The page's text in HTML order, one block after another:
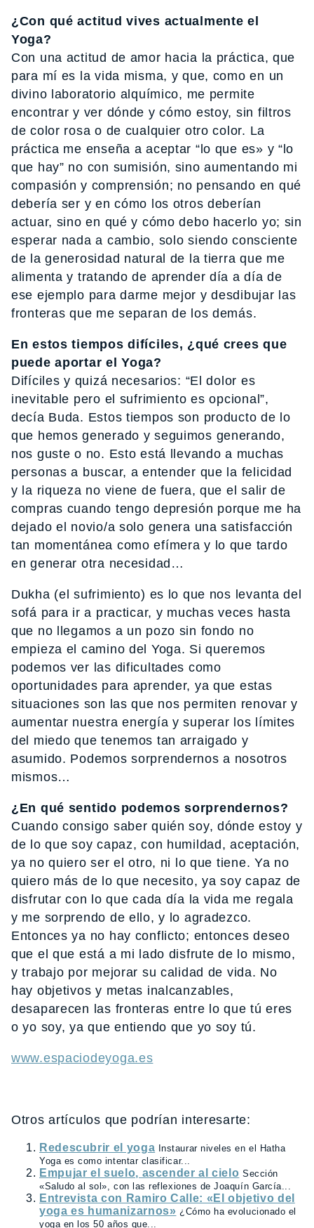
¿Con qué actitud vives actualmente el
Yoga?
Con una actitud de amor hacia la práctica, que
para mí es la vida misma, y que, como en un
divino laboratorio alquímico, me permite
encontrar y ver dónde y cómo estoy, sin filtros
de color rosa o de cualquier otro color. La
práctica me enseña a aceptar “lo que es» y “lo
que hay” no con sumisión, sino aumentando mi
compasión y comprensión; no pensando en qué
debería ser y en cómo los otros deberían
actuar, sino en qué y cómo debo hacerlo yo; sin
esperar nada a cambio, solo siendo consciente
de la generosidad natural de la tierra que me
alimenta y tratando de aprender día a día de
ese ejemplo para darme mejor y desdibujar las
fronteras que me separan de los demás.
En estos tiempos difíciles, ¿qué crees que
puede aportar el Yoga?
Difíciles y quizá necesarios: “El dolor es
inevitable pero el sufrimiento es opcional”,
decía Buda. Estos tiempos son producto de lo
que hemos generado y seguimos generando,
nos guste o no. Esto está llevando a muchas
personas a buscar, a entender que la felicidad
y la riqueza no viene de fuera, que el salir de
compras cuando tengo depresión porque me ha
dejado el novio/a solo genera una satisfacción
tan momentánea como efímera y lo que tardo
en generar otra necesidad…
Dukha (el sufrimiento) es lo que nos levanta del
sofá para ir a practicar, y muchas veces hasta
que no llegamos a un pozo sin fondo no
empieza el camino del Yoga. Si queremos
podemos ver las dificultades como
oportunidades para aprender, ya que estas
situaciones son las que nos permiten renovar y
aumentar nuestra energía y superar los límites
del miedo que tenemos tan arraigado y
asumido. Podemos sorprendernos a nosotros
mismos…
¿En qué sentido podemos sorprendernos?
Cuando consigo saber quién soy, dónde estoy y
de lo que soy capaz, con humildad, aceptación,
ya no quiero ser el otro, ni lo que tiene. Ya no
quiero más de lo que necesito, ya soy capaz de
disfrutar con lo que cada día la vida me regala
y me sorprendo de ello, y lo agradezco.
Entonces ya no hay conflicto; entonces deseo
que el que está a mi lado disfrute de lo mismo,
y trabajo por mejorar su calidad de vida. No
hay objetivos y metas inalcanzables,
desaparecen las fronteras entre lo que tú eres
o yo soy, ya que entiendo que yo soy tú.
www.espaciodeyoga.es
Otros artículos que podrían interesarte:
Redescubrir el yoga Instaurar niveles en el Hatha
Yoga es como intentar clasificar...
Empujar el suelo, ascender al cielo Sección
«Saludo al sol», con las reflexiones de Joaquín García...
Entrevista con Ramiro Calle: «El objetivo del
yoga es humanizarnos» ¿Cómo ha evolucionado el
yoga en los 50 años que...